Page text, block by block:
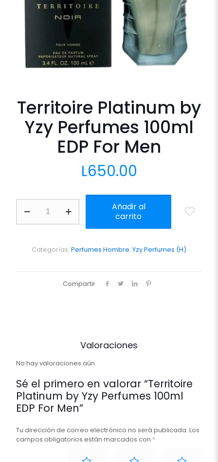
Territoire Platinum by
Yzy Perfumes 100ml
EDP For Men
L650.00
Platinum
by
100ml
Añadir al
carrito
Categorías: Perfumes Hombre, Yzy Perfumes (H)
Compartir
Valoraciones
No hay valoraciones aún.
Sé el primero en valorar “Territoire
Platinum by Yzy Perfumes 100ml
EDP For Men”
Tu dirección de correo electrónico no será publicada. Los
campos obligatorios están marcados con *